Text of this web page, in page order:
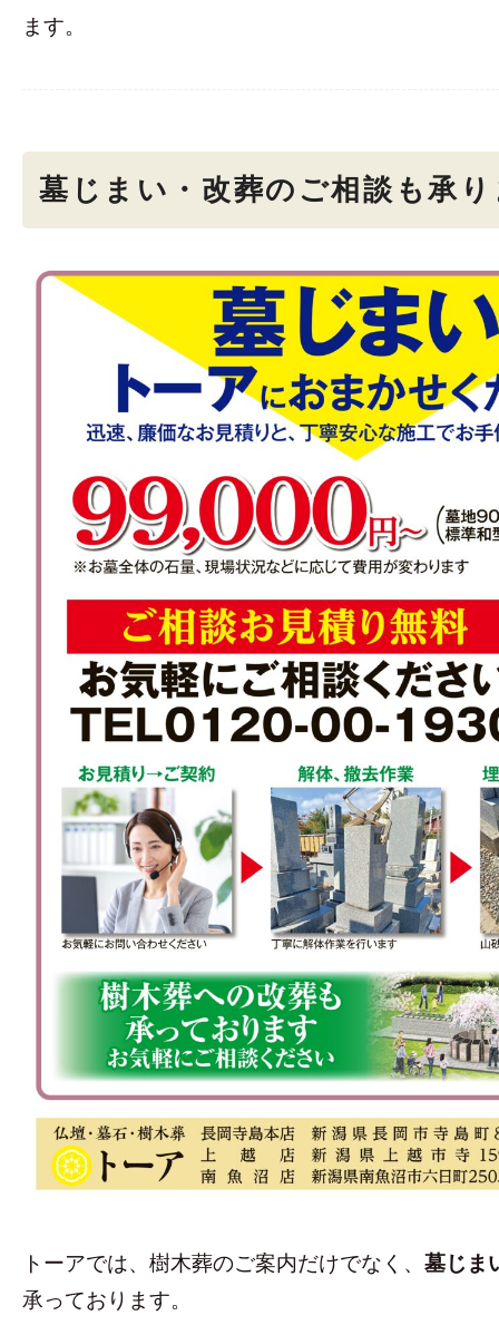
ます。
墓じまい・改葬のご相談も承
トーアでは、樹木葬のご案内だけでなく、 墓じま
承っております。